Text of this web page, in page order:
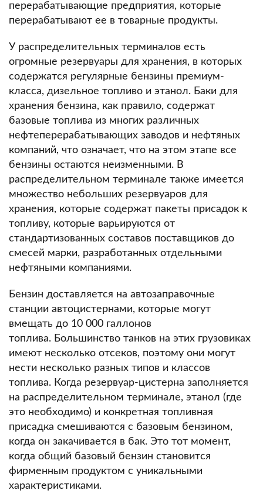
перерабатывающие предприятия, которые
перерабатывают ее в товарные продукты.
У распределительных терминалов есть
огромные резервуары для хранения, в которых
содержатся регулярные бензины премиум-
класса, дизельное топливо и этанол. Баки для
хранения бензина, как правило, содержат
базовые топлива из многих различных
нефтеперерабатывающих заводов и нефтяных
компаний, что означает, что на этом этапе все
бензины остаются неизменными. В
распределительном терминале также имеется
множество небольших резервуаров для
хранения, которые содержат пакеты присадок к
топливу, которые варьируются от
стандартизованных составов поставщиков до
смесей марки, разработанных отдельными
нефтяными компаниями.
Бензин доставляется на автозаправочные
станции автоцистернами, которые могут
вмещать до 10 000 галлонов
топлива. Большинство танков на этих грузовиках
имеют несколько отсеков, поэтому они могут
нести несколько разных типов и классов
топлива. Когда резервуар-цистерна заполняется
на распределительном терминале, этанол (где
это необходимо) и конкретная топливная
присадка смешиваются с базовым бензином,
когда он закачивается в бак. Это тот момент,
когда общий базовый бензин становится
фирменным продуктом с уникальными
характеристиками.